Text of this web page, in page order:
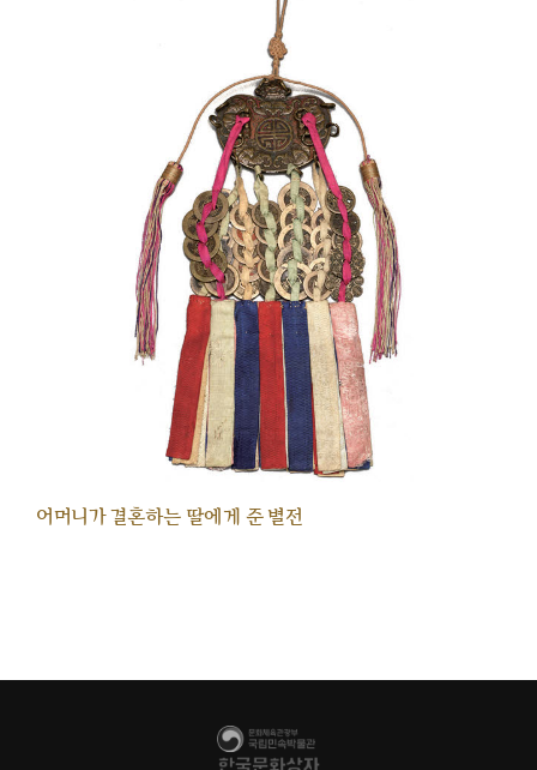
어머니가 결혼하는 딸에게 준 별전